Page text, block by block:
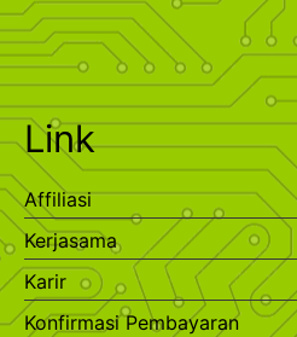
Link
Affiliasi
Kerjasama
Karir
Konfirmasi Pembayaran